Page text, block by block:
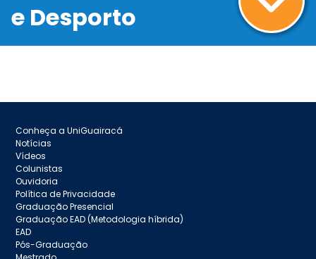
e Desporto
Conheça a UniGuairacá
Notícias
Vídeos
Colunistas
Ouvidoria
Política de Privacidade
Graduação Presencial
Graduação EAD (Metodologia híbrida)
EAD
Pós-Graduação